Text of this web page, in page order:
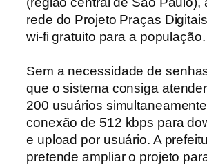
rede do Projeto Praças
wi-fi gratuito para a população.
Sem a necessidade de
que o sistema consiga
200 usuários
conexão de 512 kbps para
e upload por usuário. A
pretende ampliar o projeto